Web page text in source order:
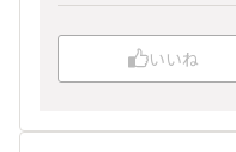
いいね